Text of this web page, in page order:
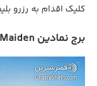
کلیک اقدام به رزرو
برج نمادین